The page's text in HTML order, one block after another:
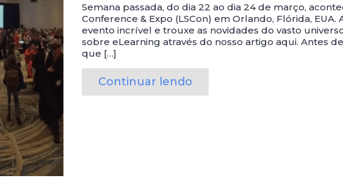
Semana passada, do dia 22 ao dia 24 de março,
Conference & Expo (LSCon) em Orlando, Flórida,
evento incrível e trouxe as novidades do vasto
sobre eLearning através do nosso artigo aqui. Antes
que […]
Continuar lendo